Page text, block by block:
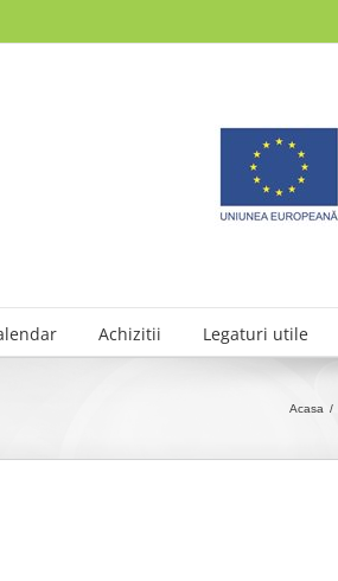
Achizitii Legaturi utile
Acasa /